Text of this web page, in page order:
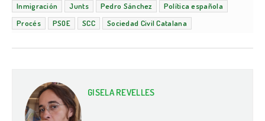
Inmigración
Junts Pedro Sánchez
Política española
Procés
PSOE SCC Sociedad Civil Catalana
GISELA REVELLES